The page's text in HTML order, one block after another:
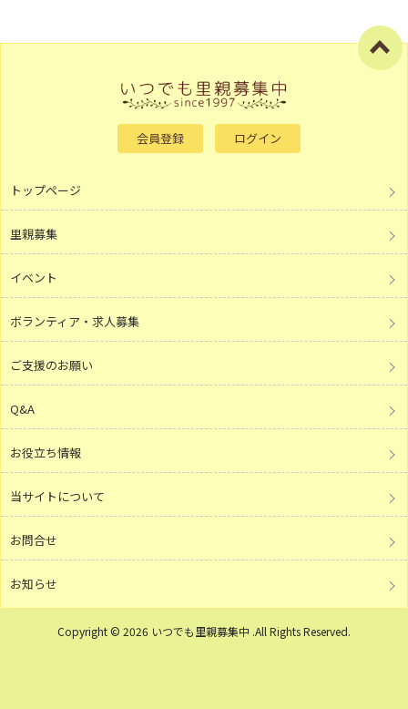
会員登録 ログイン
トップページ
里親募集
イベント
ボランティア・求人募集
ご支援のお願い
Q&A
お役立ち情報
当サイトについて
お問合せ
お知らせ
Copyright © 2026 いつでも里親募集中 .All Rights Reserved.